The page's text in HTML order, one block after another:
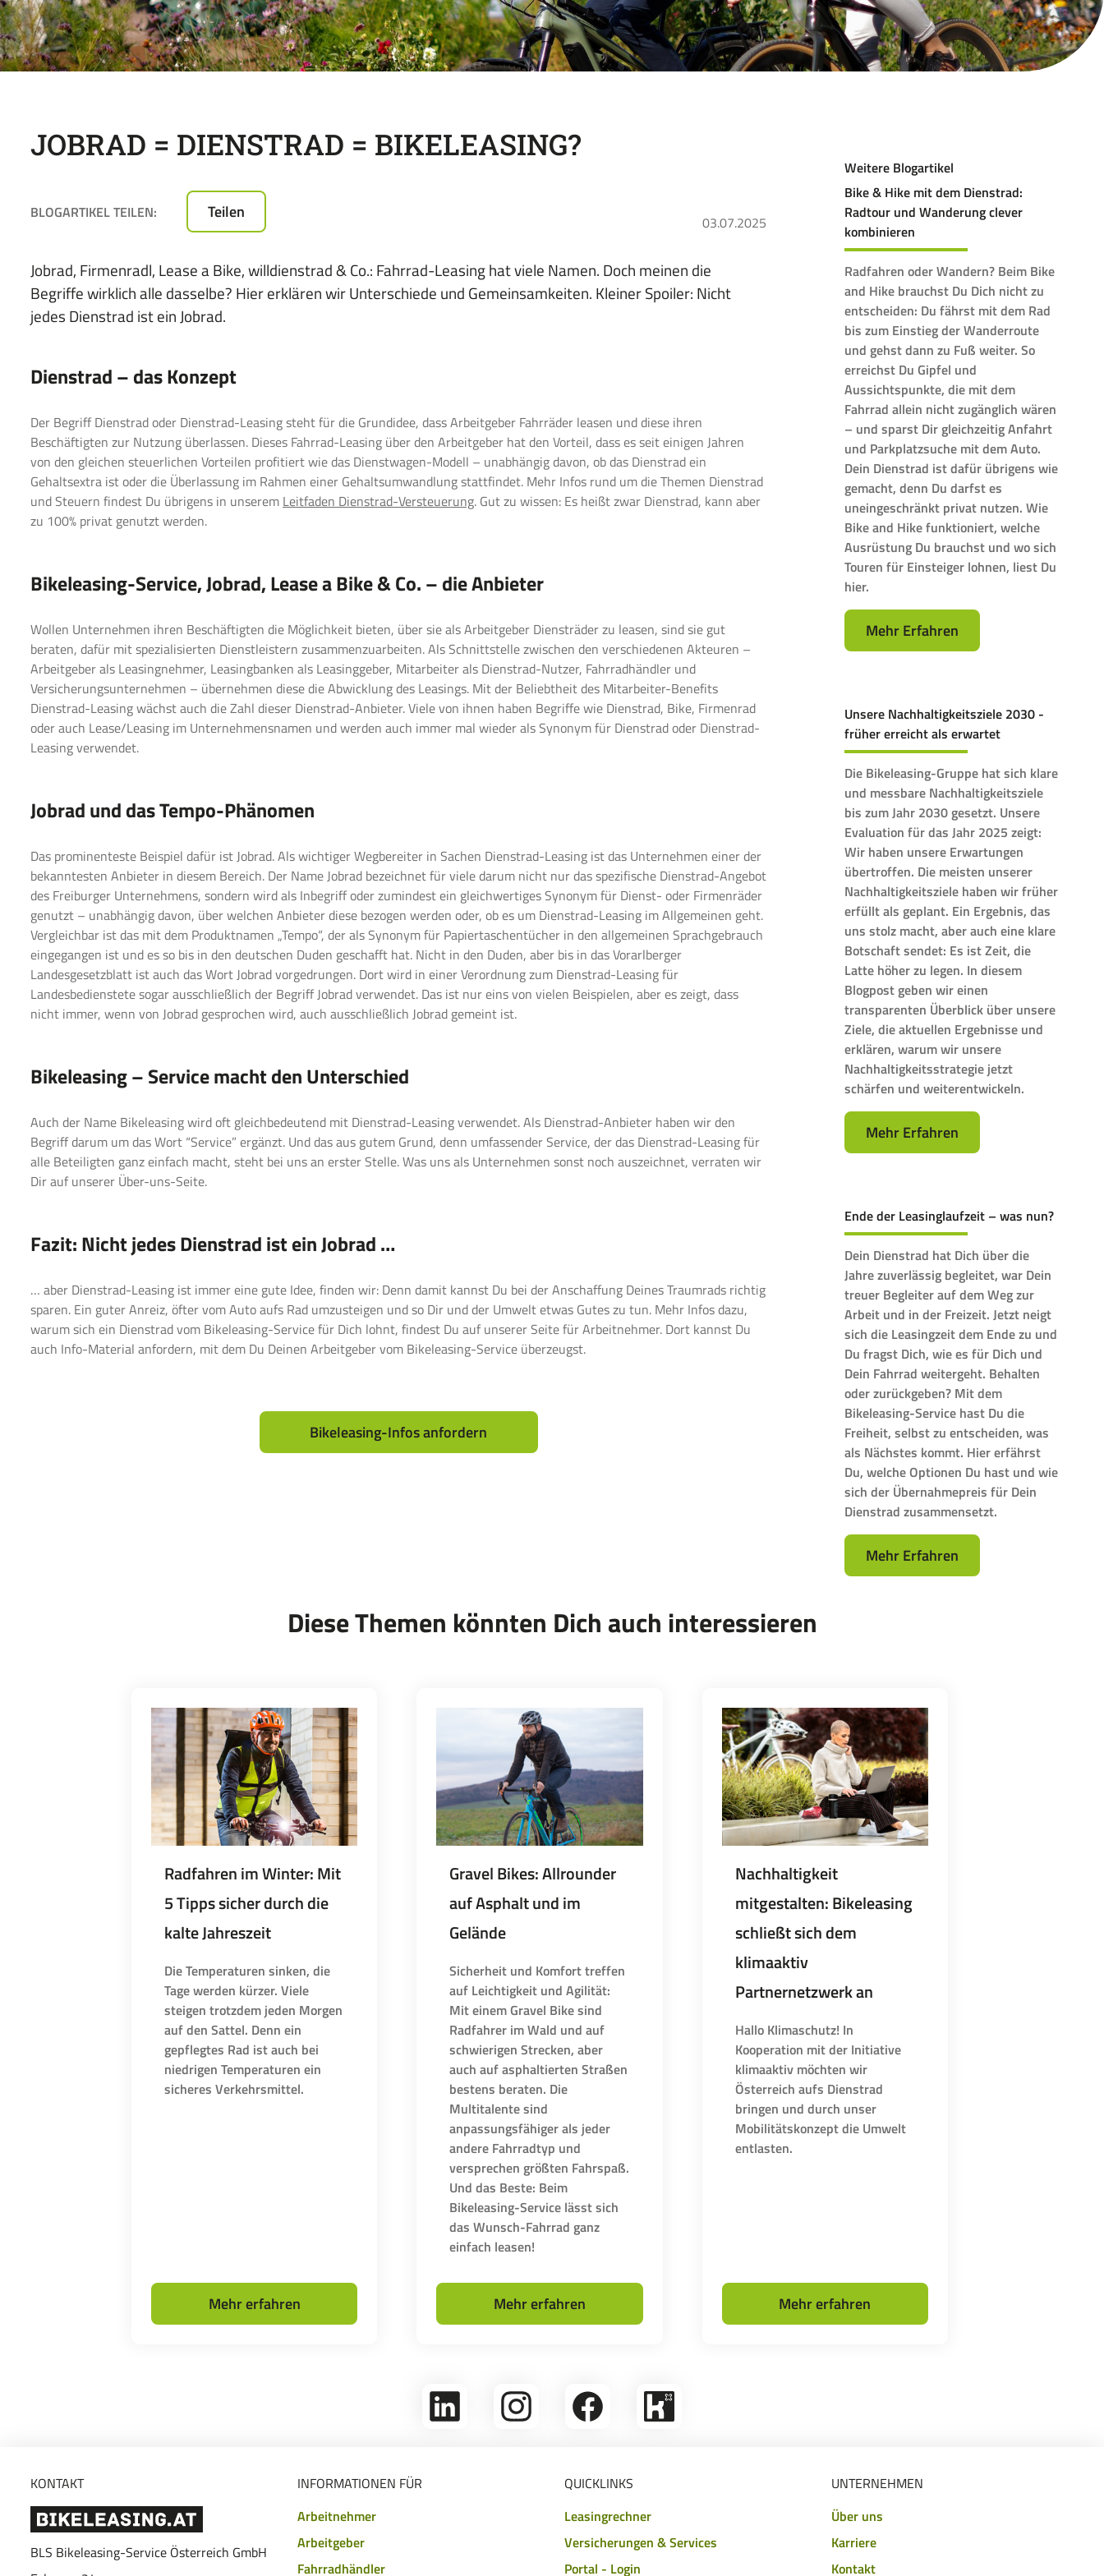
für
das
Leasen
Pedelecs
u.v.m.
JOBRAD = DIENSTRAD = BIKELEASING?
BLOGARTIKEL TEILEN: Teilen 03.07.2025
Jobrad, Firmenradl, Lease a Bike, willdienstrad & Co.: Fahrrad-Leasing hat viele Namen. Doch meinen die
Begriffe wirklich alle dasselbe? Hier erklären wir Unterschiede und Gemeinsamkeiten. Kleiner Spoiler: Nicht
jedes Dienstrad ist ein Jobrad.
Dienstrad – das Konzept
Der Begriff Dienstrad oder Dienstrad-Leasing steht für die Grundidee, dass Arbeitgeber Fahrräder leasen und diese ihren
Beschäftigten zur Nutzung überlassen. Dieses Fahrrad-Leasing über den Arbeitgeber hat den Vorteil, dass es seit einigen Jahren
von den gleichen steuerlichen Vorteilen profitiert wie das Dienstwagen-Modell – unabhängig davon, ob das Dienstrad ein
Gehaltsextra ist oder die Überlassung im Rahmen einer Gehaltsumwandlung stattfindet. Mehr Infos rund um die Themen Dienstrad
und Steuern findest Du übrigens in unserem Leitfaden Dienstrad-Versteuerung. Gut zu wissen: Es heißt zwar Dienstrad, kann aber
zu 100% privat genutzt werden.
Bikeleasing-Service, Jobrad, Lease a Bike & Co. – die Anbieter
Wollen Unternehmen ihren Beschäftigten die Möglichkeit bieten, über sie als Arbeitgeber Diensträder zu leasen, sind sie gut
beraten, dafür mit spezialisierten Dienstleistern zusammenzuarbeiten. Als Schnittstelle zwischen den verschiedenen Akteuren –
Arbeitgeber als Leasingnehmer, Leasingbanken als Leasinggeber, Mitarbeiter als Dienstrad-Nutzer, Fahrradhändler und
Versicherungsunternehmen – übernehmen diese die Abwicklung des Leasings. Mit der Beliebtheit des Mitarbeiter-Benefits
Dienstrad-Leasing wächst auch die Zahl dieser Dienstrad-Anbieter. Viele von ihnen haben Begriffe wie Dienstrad, Bike, Firmenrad
oder auch Lease/Leasing im Unternehmensnamen und werden auch immer mal wieder als Synonym für Dienstrad oder Dienstrad-
Leasing verwendet.
Jobrad und das Tempo-Phänomen
Das prominenteste Beispiel dafür ist Jobrad. Als wichtiger Wegbereiter in Sachen Dienstrad-Leasing ist das Unternehmen einer der
bekanntesten Anbieter in diesem Bereich. Der Name Jobrad bezeichnet für viele darum nicht nur das spezifische Dienstrad-Angebot
des Freiburger Unternehmens, sondern wird als Inbegriff oder zumindest ein gleichwertiges Synonym für Dienst- oder Firmenräder
genutzt – unabhängig davon, über welchen Anbieter diese bezogen werden oder, ob es um Dienstrad-Leasing im Allgemeinen geht.
Vergleichbar ist das mit dem Produktnamen „Tempo“, der als Synonym für Papiertaschentücher in den allgemeinen Sprachgebrauch
eingegangen ist und es so bis in den deutschen Duden geschafft hat. Nicht in den Duden, aber bis in das Vorarlberger
Landesgesetzblatt ist auch das Wort Jobrad vorgedrungen. Dort wird in einerVerordnung zum Dienstrad-Leasing für
Landesbedienstetesogar ausschließlich der Begriff Jobrad verwendet. Das ist nur eins von vielen Beispielen, aber es zeigt, dass
nicht immer, wenn von Jobrad gesprochen wird, auch ausschließlich Jobrad gemeint ist.
Bikeleasing – Service macht den Unterschied
Auch der Name Bikeleasing wird oft gleichbedeutend mit Dienstrad-Leasing verwendet. Als Dienstrad-Anbieter haben wir den
Begriff darum um das Wort “Service” ergänzt. Und das aus gutem Grund, denn umfassender Service, der das Dienstrad-Leasing für
alle Beteiligten ganz einfach macht, steht bei uns an erster Stelle. Was uns als Unternehmen sonst noch auszeichnet, verraten wir
Dir auf unserer Über-uns-Seite.
Fazit: Nicht jedes Dienstrad ist ein Jobrad …
… aber Dienstrad-Leasing ist immer eine gute Idee, finden wir: Denn damit kannst Du bei der Anschaffung Deines Traumrads richtig
sparen. Ein guter Anreiz, öfter vom Auto aufs Rad umzusteigen und so Dir und der Umwelt etwas Gutes zu tun. Mehr Infos dazu,
warum sich ein Dienstrad vom Bikeleasing-Service für Dich lohnt, findest Du auf unserer Seite für Arbeitnehmer. Dort kannst Du
auch Info-Material anfordern, mit dem Du Deinen Arbeitgeber vom Bikeleasing-Service überzeugst.
Bikeleasing-Infos anfordern
Weitere Blogartikel
Bike & Hike mit dem Dienstrad:
Radtour und Wanderung clever
kombinieren
Radfahren oder Wandern? Beim Bike
and Hike brauchst Du Dich nicht zu
entscheiden: Du fährst mit dem Rad
bis zum Einstieg der Wanderroute
und gehst dann zu Fuß weiter. So
erreichst Du Gipfel und
Aussichtspunkte, die mit dem
Fahrrad allein nicht zugänglich wären
– und sparst Dir gleichzeitig Anfahrt
und Parkplatzsuche mit dem Auto.
Dein Dienstrad ist dafür übrigens wie
gemacht, denn Du darfst es
uneingeschränkt privat nutzen. Wie
Bike and Hike funktioniert, welche
Ausrüstung Du brauchst und wo sich
Touren für Einsteiger lohnen, liest Du
hier.
Mehr Erfahren
Unsere Nachhaltigkeitsziele 2030 -
früher erreicht als erwartet
Die Bikeleasing-Gruppe hat sich klare
und messbare Nachhaltigkeitsziele
bis zum Jahr 2030 gesetzt. Unsere
Evaluation für das Jahr 2025 zeigt:
Wir haben unsere Erwartungen
übertroffen. Die meisten unserer
Nachhaltigkeitsziele haben wir früher
erfüllt als geplant. Ein Ergebnis, das
uns stolz macht, aber auch eine klare
Botschaft sendet: Es ist Zeit, die
Latte höher zu legen. In diesem
Blogpost geben wir einen
transparenten Überblick über unsere
Ziele, die aktuellen Ergebnisse und
erklären, warum wir unsere
Nachhaltigkeitsstrategie jetzt
schärfen und weiterentwickeln.
Mehr Erfahren
Ende der Leasinglaufzeit – was nun?
Dein Dienstrad hat Dich über die
Jahre zuverlässig begleitet, war Dein
treuer Begleiter auf dem Weg zur
Arbeit und in der Freizeit. Jetzt neigt
sich die Leasingzeit dem Ende zu und
Du fragst Dich, wie es für Dich und
Dein Fahrrad weitergeht. Behalten
oder zurückgeben? Mit dem
Bikeleasing-Service hast Du die
Freiheit, selbst zu entscheiden, was
als Nächstes kommt. Hier erfährst
Du, welche Optionen Du hast und wie
sich der Übernahmepreis für Dein
Dienstrad zusammensetzt.
Mehr Erfahren
Diese Themen könnten Dich auch interessieren
Radfahren im Winter: Mit
5 Tipps sicher durch die
kalte Jahreszeit
Die Temperaturen sinken, die
Tage werden kürzer. Viele
steigen trotzdem jeden Morgen
auf den Sattel. Denn ein
gepflegtes Rad ist auch bei
niedrigen Temperaturen ein
sicheres Verkehrsmittel.
Mehr erfahren
Gravel Bikes: Allrounder
auf Asphalt und im
Gelände
Sicherheit und Komfort treffen
auf Leichtigkeit und Agilität:
Mit einem Gravel Bike sind
Radfahrer im Wald und auf
schwierigen Strecken, aber
auch auf asphaltierten Straßen
bestens beraten. Die
Multitalente sind
anpassungsfähiger als jeder
andere Fahrradtyp und
versprechen größten Fahrspaß.
Und das Beste: Beim
Bikeleasing-Service lässt sich
das Wunsch-Fahrrad ganz
einfach leasen!
Mehr erfahren
Nachhaltigkeit
mitgestalten: Bikeleasing
schließt sich dem
klimaaktiv
Partnernetzwerk an
Hallo Klimaschutz! In
Kooperation mit der Initiative
klimaaktiv möchten wir
Österreich aufs Dienstrad
bringen und durch unser
Mobilitätskonzept die Umwelt
entlasten.
Mehr erfahren
linkedin
Folge
uns
Folge
uns
Bikeleasing
auf
KONTAKT
BLS Bikeleasing-Service Österreich GmbH
INFORMATIONEN FÜR
Arbeitnehmer
Arbeitgeber
Fahrradhändler
QUICKLINKS
Leasingrechner
Versicherungen & Services
Portal - Login
UNTERNEHMEN
Über uns
Karriere
Kontakt